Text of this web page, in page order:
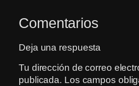
Comentarios
Deja una respuesta
Tu dirección de correo
publicada. Los campos